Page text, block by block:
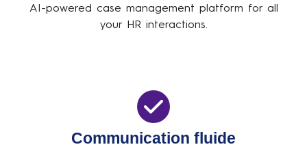
AI-powered case management platform for all
your HR interactions.
Communication fluide